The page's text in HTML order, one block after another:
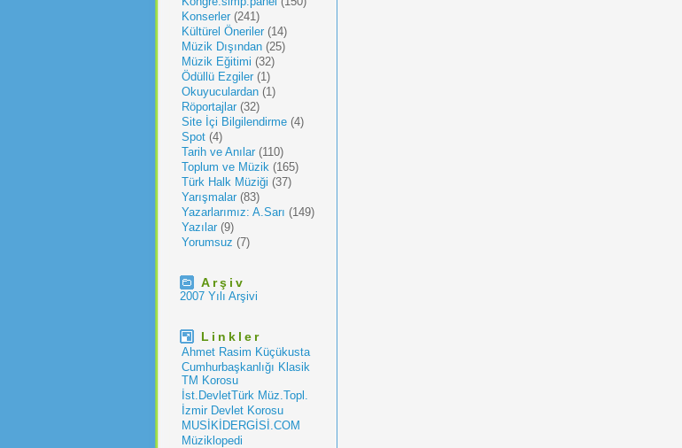
Konserler (241)
Kültürel Öneriler (14)
Müzik Dışından (25)
Müzik Eğitimi (32)
Ödüllü Ezgiler (1)
Okuyuculardan (1)
Röportajlar (32)
Site İçi Bilgilendirme (4)
Spot (4)
Tarih ve Anılar (110)
Toplum ve Müzik (165)
Türk Halk Müziği (37)
Yarışmalar (83)
Yazarlarımız: A.Sarı (149)
Yazılar (9)
Yorumsuz (7)
Arşiv
2007 Yılı Arşivi
Linkler
Ahmet Rasim Küçükusta
Cumhurbaşkanlığı Klasik
TM Korosu
İst.DevletTürk Müz.Topl.
İzmir Devlet Korosu
MUSİKİDERGİSİ.COM
Müziklopedi